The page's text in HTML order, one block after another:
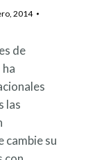
2014
de
las
cambie su